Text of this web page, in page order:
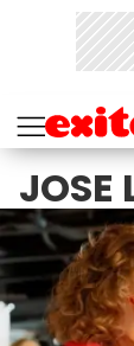
JOSE